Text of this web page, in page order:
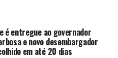
entregue ao governador
e novo desembargador
em até 20 dias